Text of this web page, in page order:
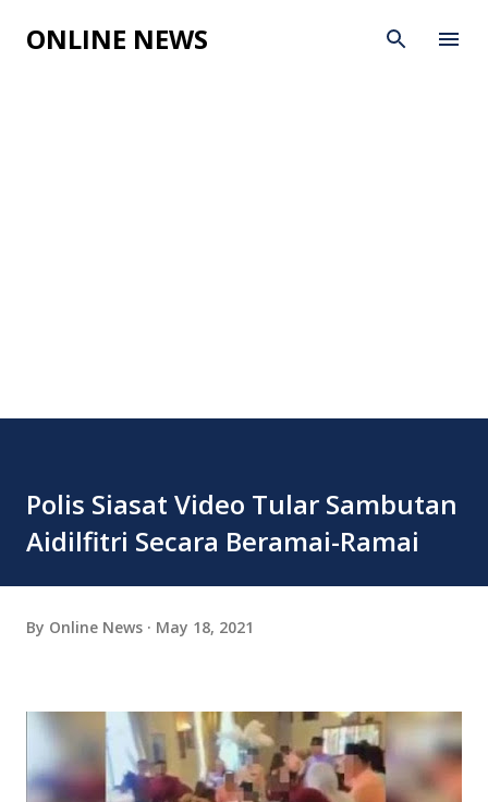
Skip to main content
ONLINE NEWS
Polis Siasat Video Tular Sambutan
Aidilfitri Secara Beramai-Ramai
By Online News May 18, 2021